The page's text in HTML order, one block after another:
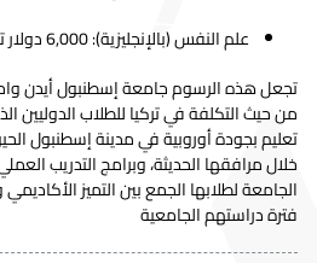
علم النفس(بالإنجليزية): 6,000 دولار تقريبًا
تجعل هذه الرسوم جامعة إسطنبول أيدن
من حيث التكلفة في تركيا للطلاب الدوليين
تعليم بجودة أوروبية في مدينة إسطنبول
خلال مرافقها الحديثة، وبرامج التدريب
الجامعة لطلابها الجمع بين التميز
فترة دراستهم الجامعية